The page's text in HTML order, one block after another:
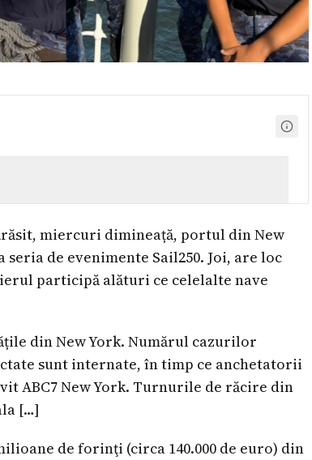
miercuri dimineață, portul din New
de evenimente Sail250. Joi, are loc
participă alături ce celelalte nave
din New York. Numărul cazurilor
sunt internate, în timp ce anchetatorii
ABC7 New York. Turnurile de răcire din
[…]
de forinţi (circa 140.000 de euro) din